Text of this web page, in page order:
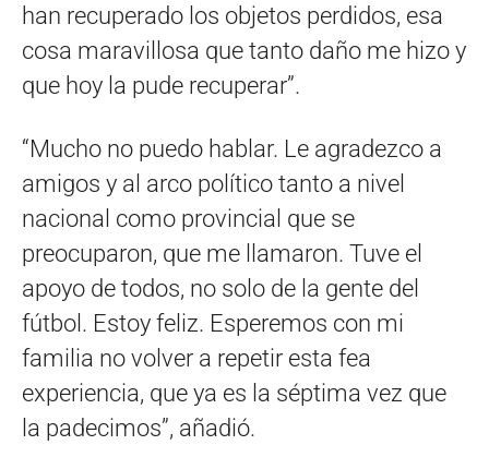
han recuperado los objetos perdidos, esa
cosa maravillosa que tanto daño me hizo y
que hoy la pude recuperar”.
“Mucho no puedo hablar. Le agradezco a
amigos y al arco político tanto a nivel
nacional como provincial que se
preocuparon, que me llamaron. Tuve el
apoyo de todos, no solo de la gente del
fútbol. Estoy feliz. Esperemos con mi
familia no volver a repetir esta fea
experiencia, que ya es la séptima vez que
la padecimos”, añadió.